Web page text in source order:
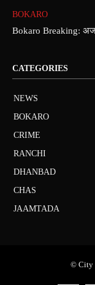
BOKARO
Bokaro Breaking:
CATEGORIES
NEWS
BOKARO
CRIME
RANCHI
DHANBAD
CHAS
JAAMTADA
© City